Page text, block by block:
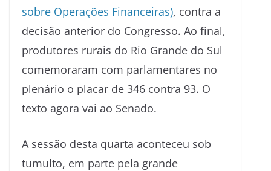
sobre Operações Financeiras), contra a
decisão anterior do Congresso. Ao final,
produtores rurais do Rio Grande do Sul
comemoraram com parlamentares no
plenário o placar de 346 contra 93. O
texto agora vai ao Senado.
A sessão desta quarta aconteceu sob
tumulto, em parte pela grande